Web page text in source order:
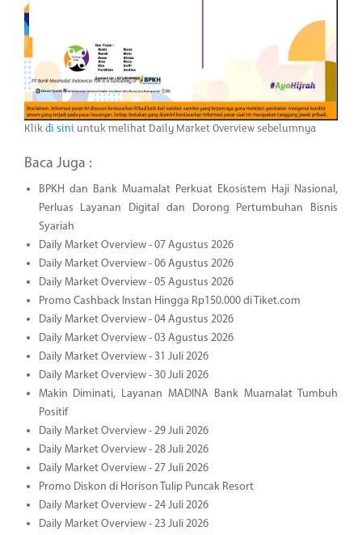
Klikdi sini untuk melihat Daily Market Overview sebelumnya
Baca Juga :
BPKH dan Bank Muamalat Perkuat Ekosistem Haji Nasional,
Perluas Layanan Digital dan Dorong Pertumbuhan Bisnis
Syariah
Daily Market Overview - 07 Agustus 2026
Daily Market Overview - 06 Agustus 2026
Daily Market Overview - 05 Agustus 2026
Promo Cashback Instan Hingga Rp150.000 di Tiket.com
Daily Market Overview - 04 Agustus 2026
Daily Market Overview - 03 Agustus 2026
Daily Market Overview - 31 Juli 2026
Daily Market Overview - 30 Juli 2026
Makin Diminati, Layanan MADINA Bank Muamalat Tumbuh
Positif
Daily Market Overview - 29 Juli 2026
Daily Market Overview - 28 Juli 2026
Daily Market Overview - 27 Juli 2026
Promo Diskon di Horison Tulip Puncak Resort
Daily Market Overview - 24 Juli 2026
Daily Market Overview - 23 Juli 2026